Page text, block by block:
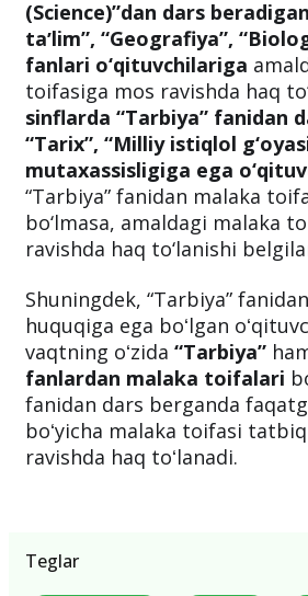
(Science)”dan dars
taʼlim”, “Geografiya”,
fanlari o‘qituvchilariga
toifasiga mos ravishda haq
sinflarda “Tarbiya” fanidan
“Tarix”, “Milliy istiqlol
mutaxassisligiga ega
“Tarbiya” fanidan malaka
bo‘lmasa, amaldagi malaka
ravishda haq to‘lanishi
Shuningdek, “Tarbiya”
huquqiga ega boʻlgan
vaqtning oʻzida “Tarbiya”
fanlardan malaka toifalari
fanidan dars berganda
boʻyicha malaka toifasi
ravishda haq toʻlanadi.
Teglar